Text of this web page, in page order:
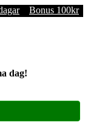
Bonus 100kr
dag!